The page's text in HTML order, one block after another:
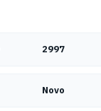
2997
Novo